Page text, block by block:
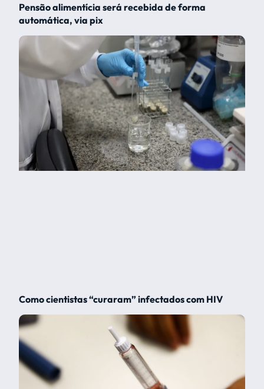
Pensão alimentícia será recebida de forma
automática, via pix
Como cientistas “curaram” infectados com HIV